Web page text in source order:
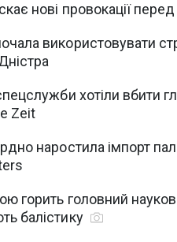
нові провокації
використовувати
хотіли вбити
Zeit
наростила імпорт
горить головний
балістику